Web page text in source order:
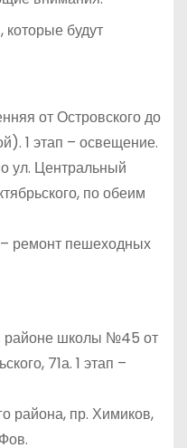
которые будут
от Островского до
1 этап – освещение.
ул. Центральный
по обеим
– ремонт пешеходных
районе школы №45 от
71а. 1 этап –
района, пр. Химиков,